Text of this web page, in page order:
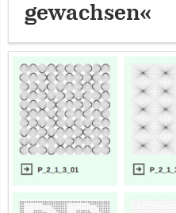
gewachsen«